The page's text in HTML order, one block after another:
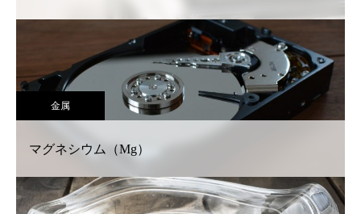
金属
マグネシウム（Mg）